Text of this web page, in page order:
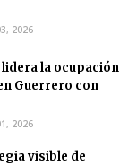
2026
la ocupación
Guerrero con
2026
visible de